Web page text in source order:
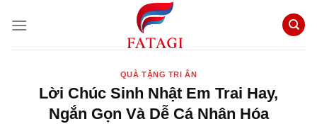
đến
QUÀ TẶNG TRI ÂN
Lời Chúc Sinh Nhật Em Trai Hay,
Ngắn Gọn Và Dễ Cá Nhân Hóa